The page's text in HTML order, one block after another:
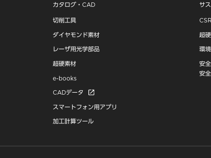
カタログ・CAD
切削工具
ダイヤモンド素材
レーザ用光学部品
超硬素材
e-books
CADデータ
スマートフォン用アプリ
加工計算ツール
サ
超
環
安
安